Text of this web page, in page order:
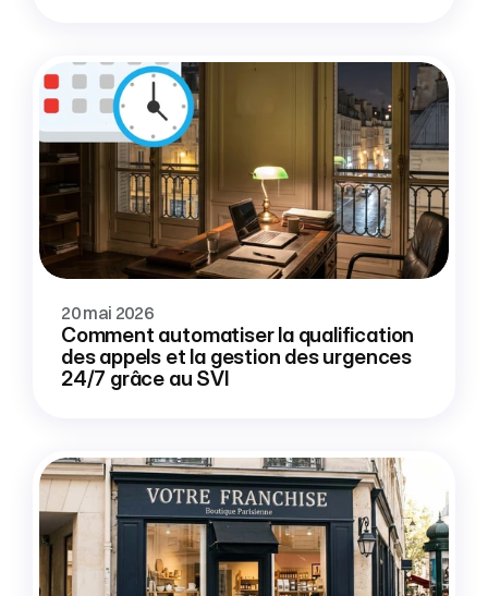
20 mai 2026
Comment automatiser la qualification
des appels et la gestion des urgences
24/7 grâce au SVI